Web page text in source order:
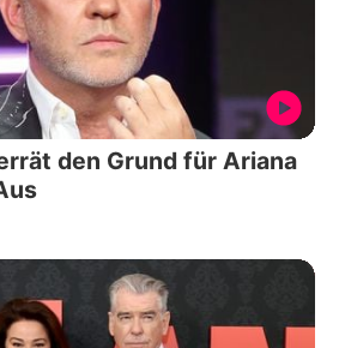
den Grund für Ariana